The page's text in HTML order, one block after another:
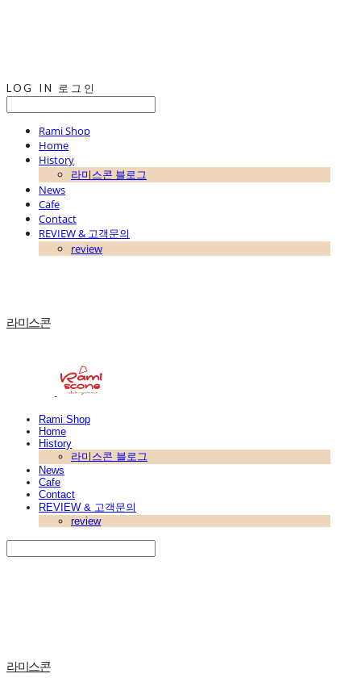
LOG IN 로그인
Rami Shop
Home
History
라미스콘 블로그
News
Cafe
Contact
REVIEW & 고객문의
review
라미스콘
Rami Shop
Home
History
라미스콘 블로그
News
Cafe
Contact
REVIEW & 고객문의
review
라미스콘